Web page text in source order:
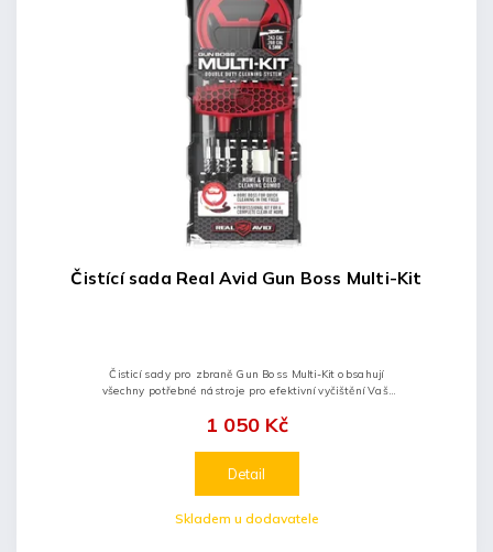
Čistící sada Real Avid Gun Boss Multi-Kit
Skladem u dodavatele
1 050 Kč
Detail
Čisticí sady pro zbraně Gun Boss Multi-Kit obsahují
všechny potřebné nástroje pro efektivní vyčištění Vaší